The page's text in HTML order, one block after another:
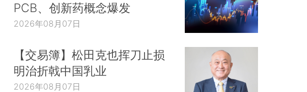
PCB、创新药概念爆发
2026年08月07日
【交易簿】松田克也挥刀止损
明治折戟中国乳业
2026年08月07日